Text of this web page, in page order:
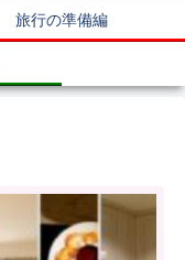
旅行の準備編